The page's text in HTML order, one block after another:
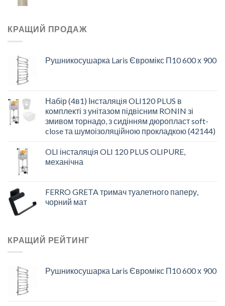
КРАЩИЙ ПРОДАЖ
Рушникосушарка Laris Євромікс П10 600 х 900
Набір (4в1) Інсталяція OLI120 PLUS в
комплекті з унітазом підвісним RONIN зі
змивом торнадо, з сидінням дюропласт soft-
close та шумоізоляційною прокладкою (42144)
OLI інсталяція OLI 120 PLUS OLIPURE,
механічна
FERRO GRETA тримач туалетного паперу,
чорний мат
КРАЩИЙ РЕЙТИНГ
Рушникосушарка Laris Євромікс П10 600 х 900